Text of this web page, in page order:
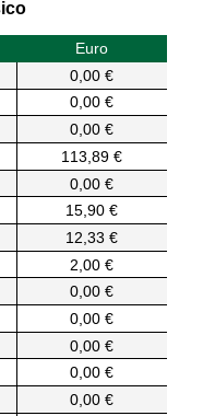
Euro
0,00 €
0,00 €
0,00 €
113,89 €
0,00 €
15,90 €
12,33 €
2,00 €
0,00 €
0,00 €
0,00 €
0,00 €
0,00 €